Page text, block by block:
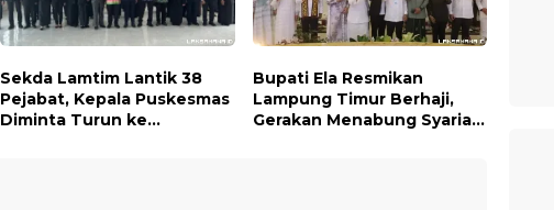
Sekda Lamtim Lantik 38
Pejabat, Kepala Puskesmas
Diminta Turun ke
Bupati Ela Resmikan
Lampung Timur Berhaji,
Gerakan Menabung Syariah